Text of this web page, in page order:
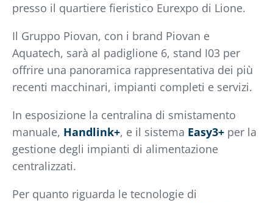
presso il quartiere fieristico Eurexpo di Lione.
Il Gruppo Piovan, con i brand Piovan e
Aquatech, sarà al padiglione 6, stand I03 per
offrire una panoramica rappresentativa dei più
recenti macchinari, impianti completi e servizi.
In esposizione la centralina di smistamento
manuale, Handlink+, e il sistema Easy3+ per la
gestione degli impianti di alimentazione
centralizzati.
Per quanto riguarda le tecnologie di